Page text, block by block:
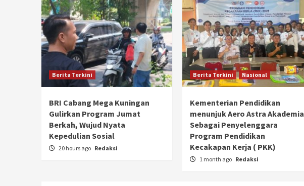
Berita Terkini
BRI Cabang Mega Kuningan
Gulirkan Program Jumat
Berkah, Wujud Nyata
Kepedulian Sosial
20 hours ago Redaksi
Berita Terkini Nasional
Kementerian Pendidikan
menunjuk Aero Astra Akademia
Sebagai Penyelenggara
Program Pendidikan
Kecakapan Kerja ( PKK)
1 month ago Redaksi